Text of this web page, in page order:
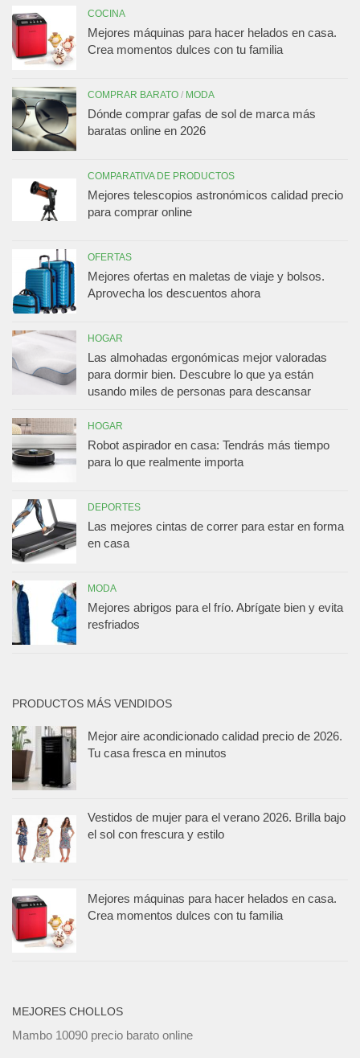
COCINA
Mejores máquinas para hacer helados en casa.
Crea momentos dulces con tu familia
COMPRAR BARATO / MODA
Dónde comprar gafas de sol de marca más
baratas online en 2026
COMPARATIVA DE PRODUCTOS
Mejores telescopios astronómicos calidad precio
para comprar online
OFERTAS
Mejores ofertas en maletas de viaje y bolsos.
Aprovecha los descuentos ahora
HOGAR
Las almohadas ergonómicas mejor valoradas
para dormir bien. Descubre lo que ya están
usando miles de personas para descansar
HOGAR
Robot aspirador en casa: Tendrás más tiempo
para lo que realmente importa
DEPORTES
Las mejores cintas de correr para estar en forma
en casa
MODA
Mejores abrigos para el frío. Abrígate bien y evita
resfriados
PRODUCTOS MÁS VENDIDOS
Mejor aire acondicionado calidad precio de 2026.
Tu casa fresca en minutos
Vestidos de mujer para el verano 2026. Brilla bajo
el sol con frescura y estilo
Mejores máquinas para hacer helados en casa.
Crea momentos dulces con tu familia
MEJORES CHOLLOS
Mambo 10090 precio barato online